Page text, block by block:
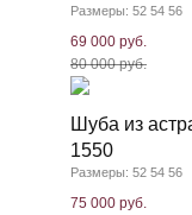
Размеры: 52 54 56
69 000 руб.
80 000 руб.
Шуба из
1550
Размеры: 52 54 56
75 000 руб.